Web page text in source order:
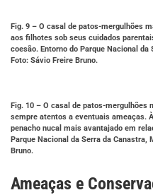
Fig. 9 – O casal de patos-mergulhões
aos filhotes sob seus cuidados
coesão. Entorno do Parque Nacional
Foto: Sávio Freire Bruno.
Fig. 10 – O casal de patos-
sempre atentos a eventuais ameaças.
penacho nucal mais avantajado em
Parque Nacional da Serra da Canastra,
Bruno.
Ameaças e